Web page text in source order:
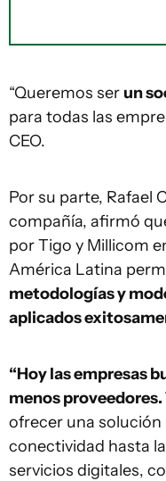
“Queremos ser un
para todas las
CEO.
Por su parte, Rafael
compañía, afirmó
por Tigo y Millicom
América Latina
metodologías y
aplicados
“Hoy las empresas
menos proveedores.
ofrecer una solución
conectividad hasta
servicios digitales,